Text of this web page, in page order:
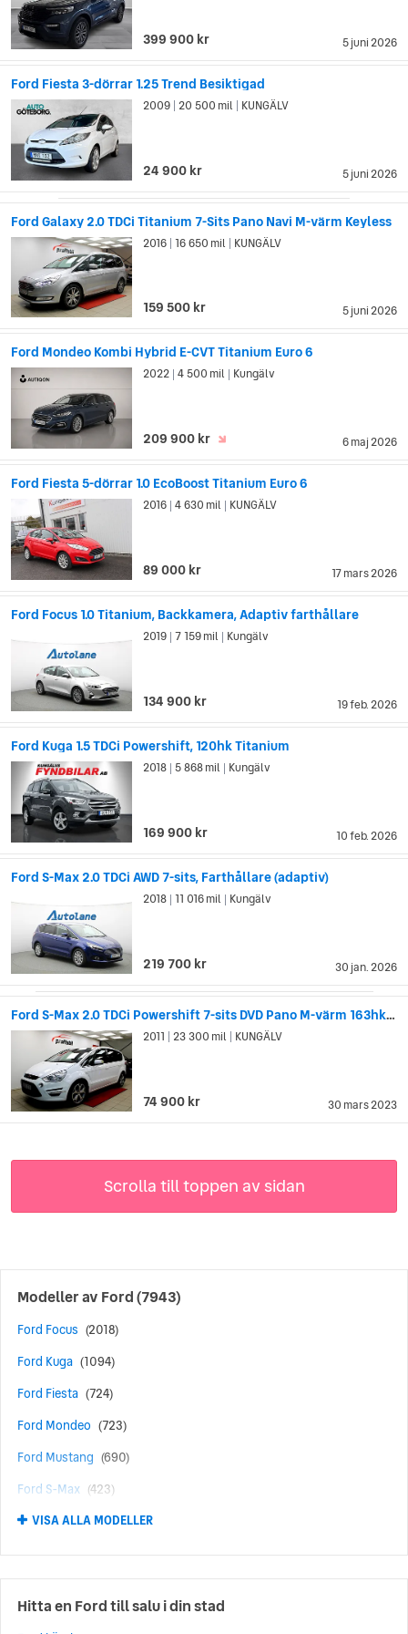
5 juni 2026
399 900 kr
Ford Fiesta 3-dörrar 1.25 Trend Besiktigad
5 juni 2026
2009 20 500 mil KUNGÄLV
24 900 kr
Ford Galaxy 2.0 TDCi Titanium 7-Sits Pano Navi M-värm Keyless
5 juni 2026
2016 16 650 mil KUNGÄLV
159 500 kr
Ford Mondeo Kombi Hybrid E-CVT Titanium Euro 6
6 maj 2026
2022 4 500 mil Kungälv
209 900 kr
Ford Fiesta 5-dörrar 1.0 EcoBoost Titanium Euro 6
17 mars 2026
2016 4 630 mil KUNGÄLV
89 000 kr
Ford Focus 1.0 Titanium, Backkamera, Adaptiv farthållare
19 feb. 2026
2019 7 159 mil Kungälv
134 900 kr
Ford Kuga 1.5 TDCi Powershift, 120hk Titanium
10 feb. 2026
2018 5 868 mil Kungälv
169 900 kr
Ford S-Max 2.0 TDCi AWD 7-sits, Farthållare (adaptiv)
30 jan. 2026
2018 11 016 mil Kungälv
219 700 kr
Ford S-Max 2.0 TDCi Powershift 7-sits DVD Pano M-värm 163hk Drag
30 mars 2023
2011 23 300 mil KUNGÄLV
74 900 kr
Scrolla till toppen av sidan
Modeller av Ford(7943)
Ford Focus (2018)
Ford Kuga (1094)
Ford Fiesta (724)
Ford Mondeo (723)
Ford Mustang (690)
Ford S-Max (423)
Ford Puma (359)
Ford Explorer (316)
Ford Mustang Mach-E (244)
Ford C-Max (190)
VISA ALLA MODELLER
Hitta en Ford till salu i din stad